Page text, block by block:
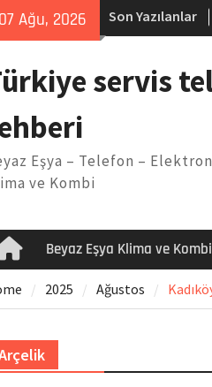
07 Ağu, 2026 Son Yazılanlar
servis
Eşya – Telefon –
ve Kombi
HomeBeyaz Eşya Klima ve
2025 Ağustos